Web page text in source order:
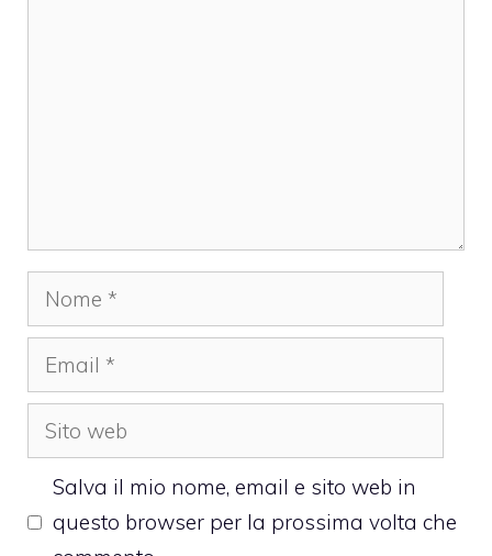
Nome
Email
Sito
web
Salva il mio nome, email e sito web in
questo browser per la prossima volta che